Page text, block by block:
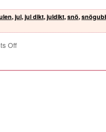
,jul,jul dikt,juldikt,snö,
Off